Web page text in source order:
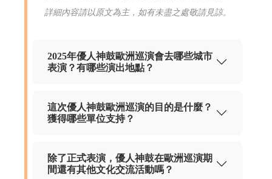
詳細內容請以原文為主，如有未盡之處敬請見諒。
2025年優人神鼓歐洲巡演會去哪些城市
表演？有哪些演出地點？
這次優人神鼓歐洲巡演的目的是什麼？
獲得哪些單位支持？
除了正式表演，優人神鼓在歐洲巡演期
間還有其他文化交流活動嗎？